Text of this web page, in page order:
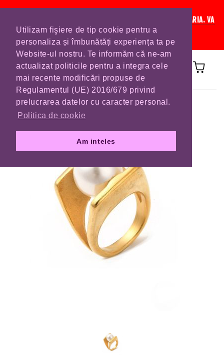
Utilizam fişiere de tip cookie pentru a
personaliza și îmbunătăți experiența ta pe
Website-ul nostru. Te informăm că ne-am
actualizat politicile pentru a integra cele
mai recente modificări propuse de
Regulamentul (UE) 2016/679 privind
prelucrarea datelor cu caracter personal.
Politica de cookie
Am inteles
IN CURAND INCHIDEM LISTA DE COMENZI PENTRU SFANTA MARIA. VA
RUGAM SA VA PLASATI COMENZILE DIN TIMP.
Prima pagină INELE